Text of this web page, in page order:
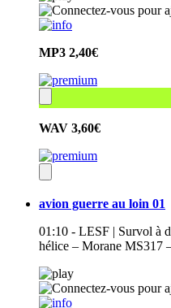
MP3 2,40€
WAV 3,60€
avion guerre au loin 01
01:10 - LESF | Survol à
hélice – Morane MS317